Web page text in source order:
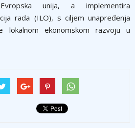
unija, a implementira
rada (ILO), s ciljem unapređenja
lokalnom ekonomskom razvoju u